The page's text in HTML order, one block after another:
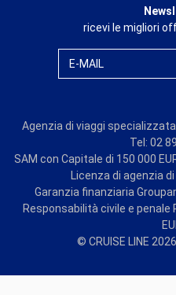
ricevi le migliori
E-MAIL
Agenzia di viaggi specializzata
Tel: 02
SAM con Capitale di 150 000
Licenza di agenzia
Garanzia finanziaria
Responsabilità civile e penale
© CRUISE LINE